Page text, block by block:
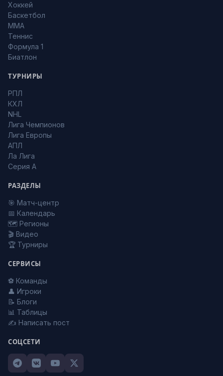
Хоккей
Баскетбол
MMA
Теннис
Формула 1
Биатлон
ТУРНИРЫ
РПЛ
КХЛ
NHL
Лига Чемпионов
Лига Европы
АПЛ
Ла Лига
Серия А
РАЗДЕЛЫ
🎯 Матч-центр
📅 Календарь
🗺️ Регионы
🎬 Видео
🏆 Турниры
СЕРВИСЫ
⚽ Команды
👤 Игроки
📝 Блоги
📊 Таблицы
✍️ Написать пост
СОЦСЕТИ